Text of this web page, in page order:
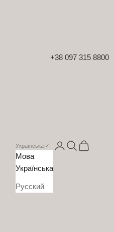
+38 097 315 8800
Українська
Мова
Українська
Русский
Відкрити
Відкрити
Відкрити